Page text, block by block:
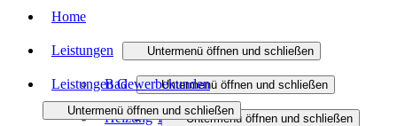
Home
Leistungen Untermenü öffnen und schließen
Bad Untermenü öffnen und schließen
Badmodernisierung
Heizung Untermenü öffnen und schließen
Leistungen Gewerbekunden
Untermenü öffnen und schließen